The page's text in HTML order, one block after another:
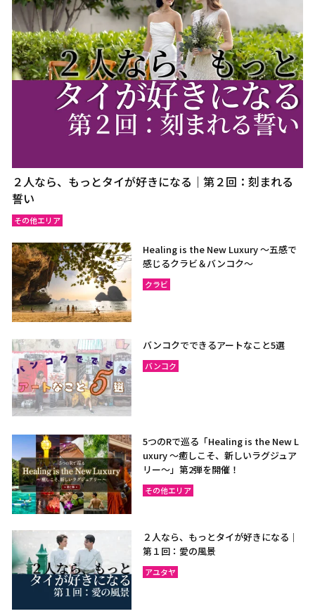
２人なら、もっとタイが好きになる｜第２回：刻まれる
誓い
その他エリア
Healing is the New Luxury ～五感で
感じるクラビ＆バンコク～
クラビ
バンコクでできるアートなこと5選
バンコク
5つのRで巡る「Healing is the New L
uxury ～癒しこそ、新しいラグジュア
リー〜」第2弾を開催！
その他エリア
２人なら、もっとタイが好きになる｜
第１回：愛の風景
アユタヤ